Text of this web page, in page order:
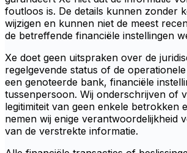
foutloos is. De details kunnen zonder
wijzigen en kunnen niet de meest
de betreffende financiële instellingen
Xe doet geen uitspraken over de
regelgevende status of de
een genoteerde bank, financiële
tussenpersoon. Wij onderschrijven of
legitimiteit van geen enkele betrokken
nemen wij enige verantwoordelijkheid
van de verstrekte informatie.